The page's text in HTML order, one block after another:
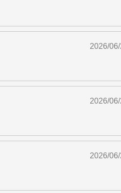
2026/
2026/
2026/